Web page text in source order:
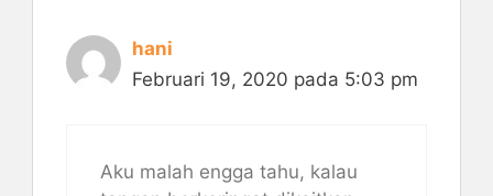
hani
Februari 19, 2020 pada 5:03 pm
Aku malah engga tahu, kalau